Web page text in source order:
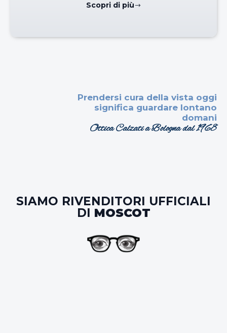
Scopri di più
Prendersi cura della vista oggi
significa guardare lontano
domani
Ottica Calzati a Bologna dal 1968
SIAMO RIVENDITORI UFFICIALI
DI MOSCOT